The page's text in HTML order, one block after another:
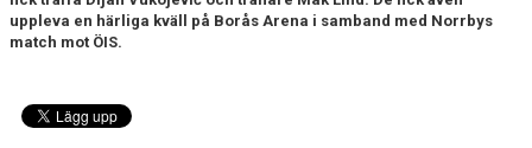
uppleva en härliga kväll på Borås Arena i samband med Norrbys
match mot ÖIS.